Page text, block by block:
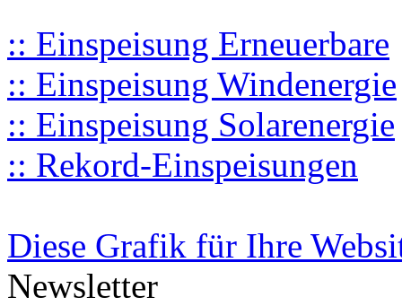
:: Einspeisung Erneuerbare
:: Einspeisung Windenergie
:: Einspeisung Solarenergie
:: Rekord-Einspeisungen
Diese Grafik für Ihre
Newsletter